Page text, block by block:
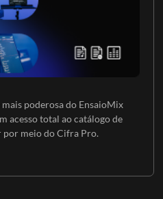
poderosa do EnsaioMix
acesso total ao catálogo de
meio do Cifra Pro.